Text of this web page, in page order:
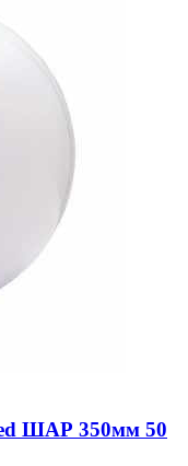
ШАР 350мм 50